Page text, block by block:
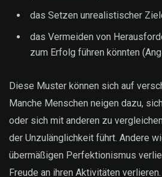
das Setzen unrealistischer
das Vermeiden von
zum Erfolg führen könnten
Diese Muster können sich auf
Manche Menschen neigen dazu,
oder sich mit anderen zu
der Unzulänglichkeit führt. Andere
übermäßigen Perfektionismus
Freude an ihren Aktivitäten